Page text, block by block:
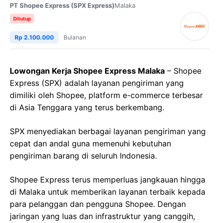
PT Shopee Express (SPX Express)Malaka
Ditutup
Rp 2.100.000 Bulanan
Lowongan Kerja Shopee Express Malaka – Shopee
Express (SPX) adalah layanan pengiriman yang
dimiliki oleh Shopee, platform e-commerce terbesar
di Asia Tenggara yang terus berkembang.
SPX menyediakan berbagai layanan pengiriman yang
cepat dan andal guna memenuhi kebutuhan
pengiriman barang di seluruh Indonesia.
Shopee Express terus memperluas jangkauan hingga
di Malaka untuk memberikan layanan terbaik kepada
para pelanggan dan pengguna Shopee. Dengan
jaringan yang luas dan infrastruktur yang canggih,